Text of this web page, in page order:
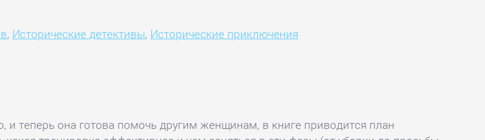
, Исторические детективы, Исторические приключения
и теперь она готова помочь другим женщинам, в книге приводится план